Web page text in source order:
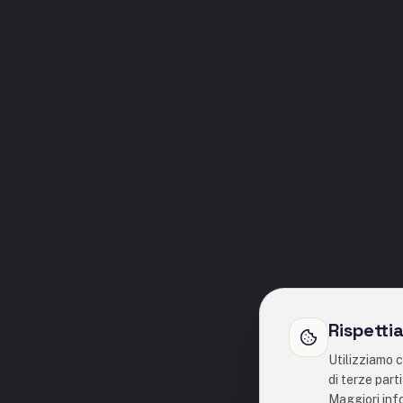
Utilizziamo
di terze
Maggiori